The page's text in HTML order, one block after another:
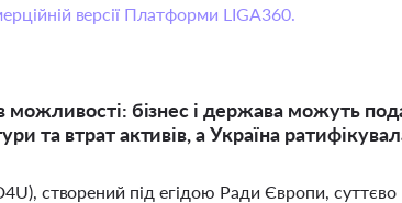
версії Платформи LIGA360.
бізнес і держава можуть
та втрат активів, а Україна
створений під егідою Ради Європи,